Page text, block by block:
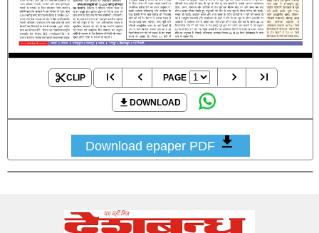
CLIP PAGE
DOWNLOAD
Download epaper PDF